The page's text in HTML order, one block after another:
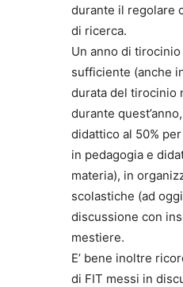
durante il regolare
di ricerca.
Un anno di
sufficiente (anche
durata del tirocinio
durante
didattico al 50%
in pedagogia e
materia), in
scolastiche (ad
discussione con
mestiere.
E’ bene inoltre
di FIT messi in